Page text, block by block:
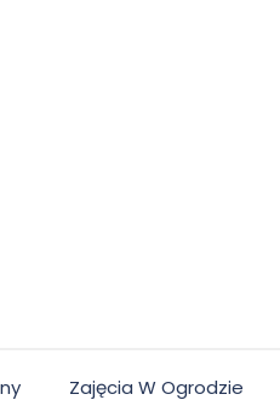
Zajęcia W Ogrodzie